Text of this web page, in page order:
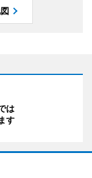
は
す